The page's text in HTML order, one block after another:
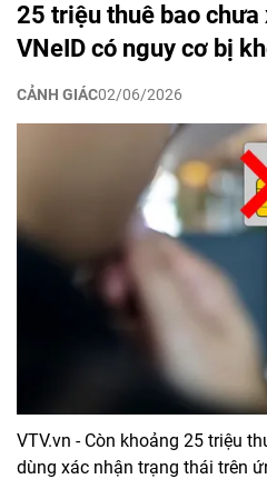
25 triệu thuê bao chưa
VNeID có nguy cơ bị
CẢNH GIÁC02/06/2026
VTV.vn - Còn khoảng 25 triệu
dùng xác nhận trạng thái trên